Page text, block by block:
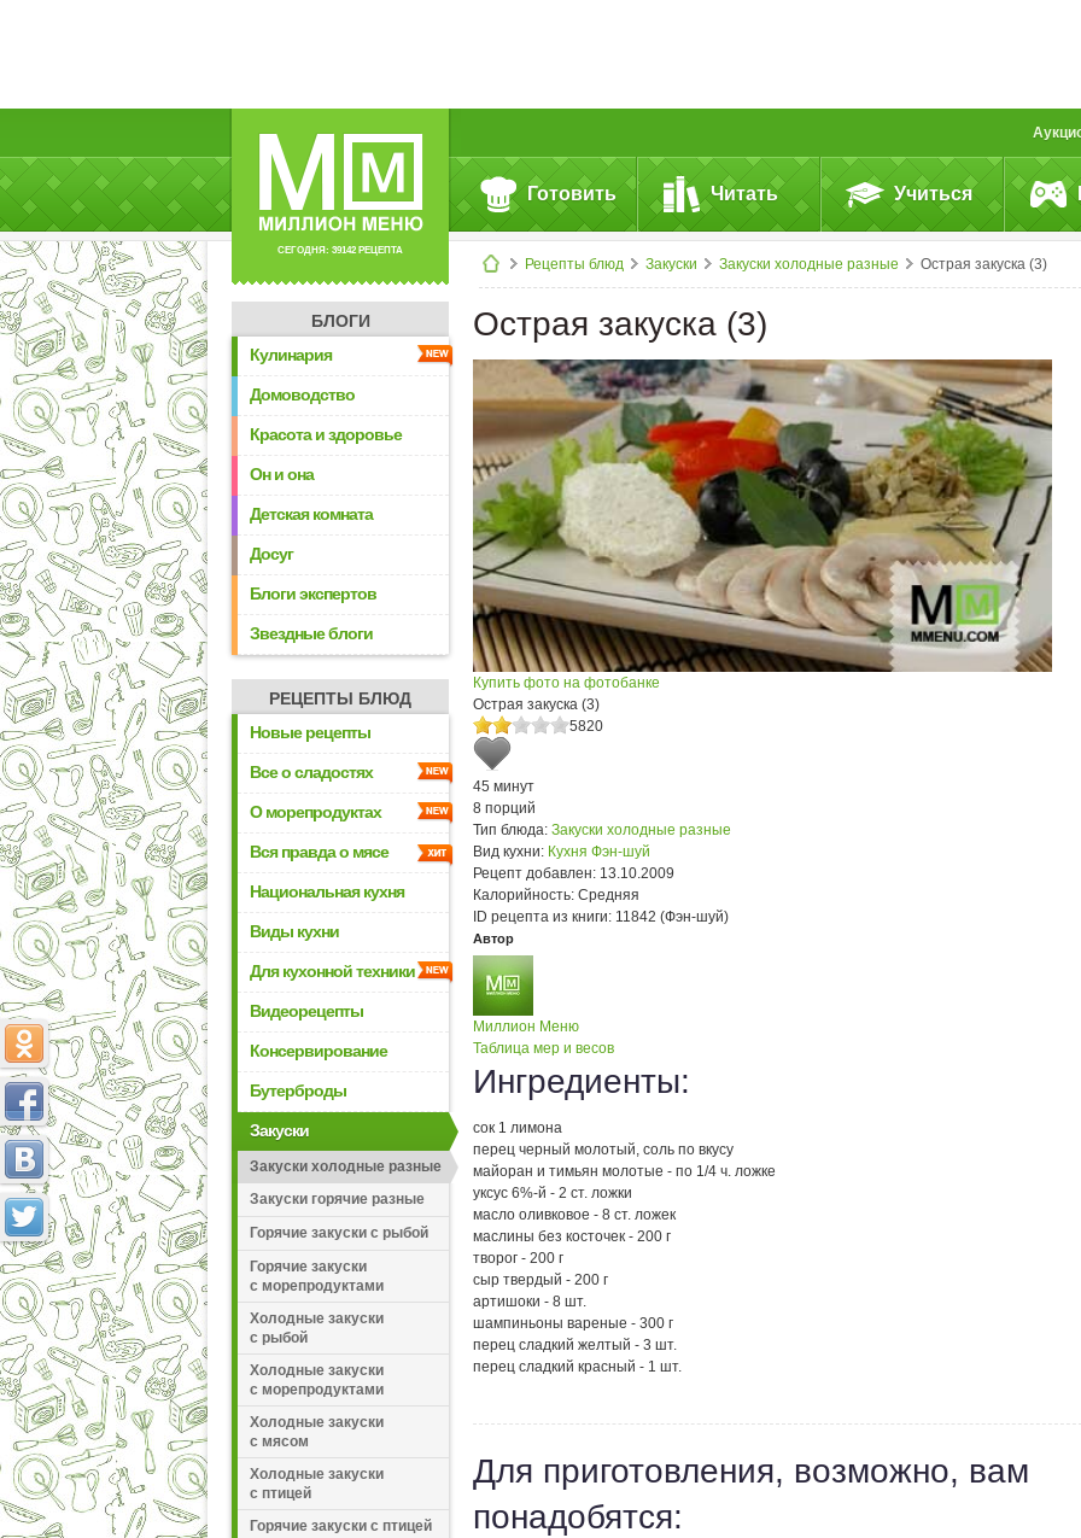
СЕГОДНЯ: 39142 РЕЦЕПТА
Готовить Читать Учиться
Рецепты блюд Закуски Закуски холодные разные Острая закуска (3)
БЛОГИ
Кулинария
Домоводство
Красота и здоровье
Он и она
Детская комната
Досуг
Блоги экспертов
Звездные блоги
РЕЦЕПТЫ БЛЮД
Новые рецепты
Все о сладостях
О морепродуктах
Вся правда о мясе
Национальная кухня
Виды кухни
Для кухонной техники
Видеорецепты
Консервирование
Бутерброды
Закуски
Закуски холодные разные
Закуски горячие разные
Горячие закуски с рыбой
Горячие закуски
с морепродуктами
Холодные закуски
с рыбой
Холодные закуски
с морепродуктами
Холодные закуски
с мясом
Холодные закуски
с птицей
Горячие закуски с птицей
Острая закуска (3)
Купить фото на фотобанке
Острая закуска (3)
5820
45 минут
8 порций
Тип блюда: Закуски холодные разные
Вид кухни: Кухня Фэн-шуй
Рецепт добавлен: 13.10.2009
Калорийность: Средняя
ID рецепта из книги: 11842 (Фэн-шуй)
Автор
Миллион Меню
Таблица мер и весов
Ингредиенты:
сок 1 лимона
перец черный молотый, соль по вкусу
майоран и тимьян молотые - по 1/4 ч. ложке
уксус 6%-й - 2 ст. ложки
масло оливковое - 8 ст. ложек
маслины без косточек - 200 г
творог - 200 г
сыр твердый - 200 г
артишоки - 8 шт.
шампиньоны вареные - 300 г
перец сладкий желтый - 3 шт.
перец сладкий красный - 1 шт.
Для приготовления, возможно, вам
понадобятся: